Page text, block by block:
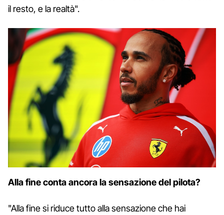
il resto, e la realtà".
Alla fine conta ancora la sensazione del pilota?
"Alla fine si riduce tutto alla sensazione che hai